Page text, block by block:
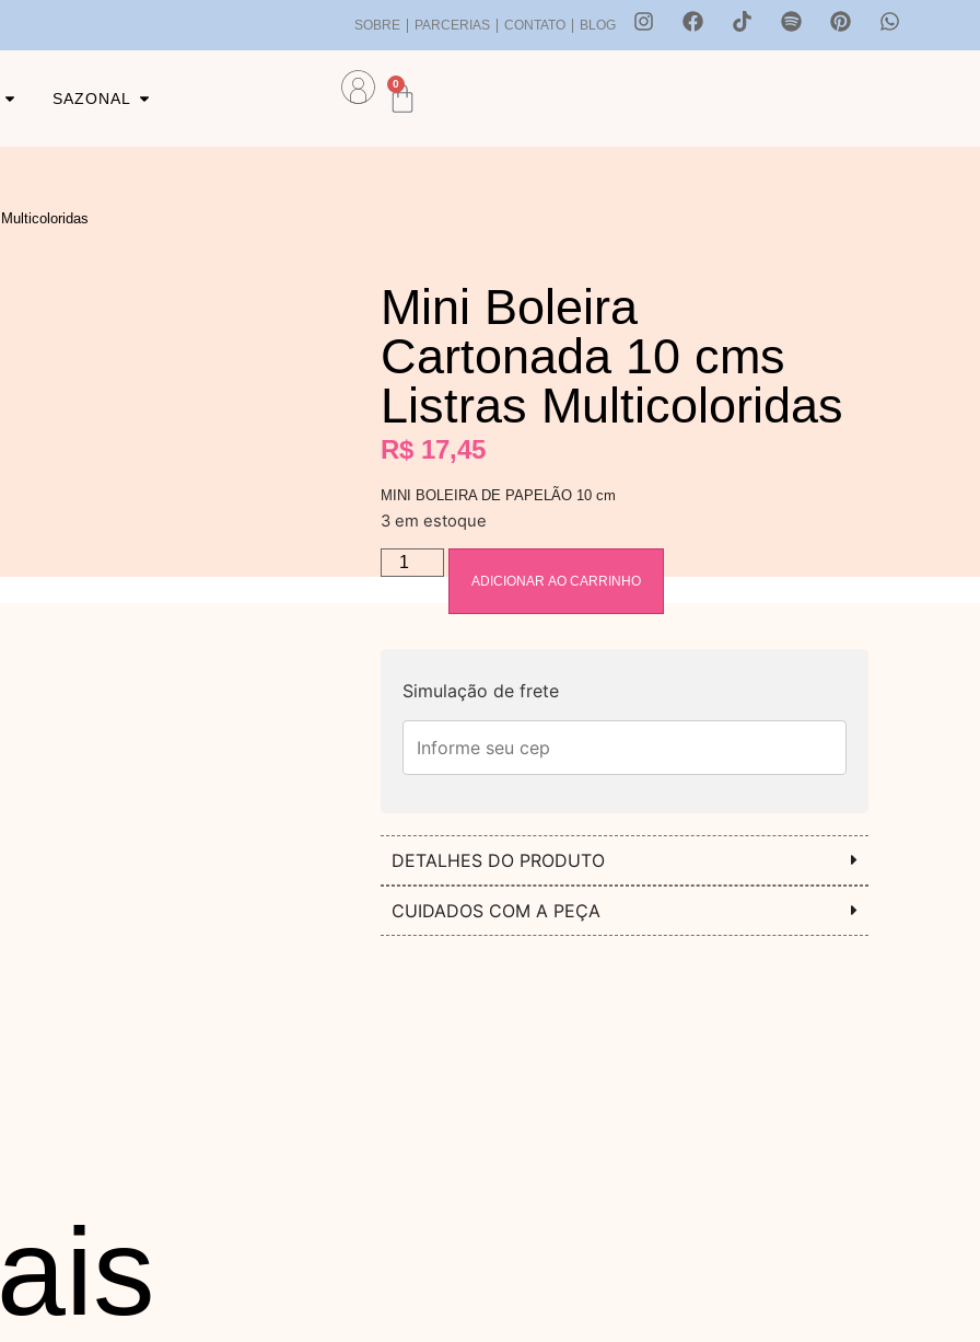
SOBRE PARCERIAS CONTATO BLOG
SAZONAL
0
Mini Boleira
Cartonada 10 cms
Listras Multicoloridas
R$ 17,45
MINI BOLEIRA DE PAPELÃO 10 cm
3 em estoque
ADICIONAR AO CARRINHO
Simulação de frete
DETALHES DO PRODUTO
CUIDADOS COM A PEÇA